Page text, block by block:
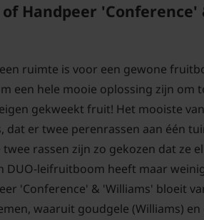
Handpeer 'Conference'
ruimte is voor een gewone
een hele mooie oplossing zijn om
gekweekt fruit! Het mooiste
dat er twee perenrassen aan één
twee rassen zijn zo gekozen dat ze
DUO-leifruitboom heeft maar
'Conference' & 'Williams' bloeit
waaruit goudgele (Williams)